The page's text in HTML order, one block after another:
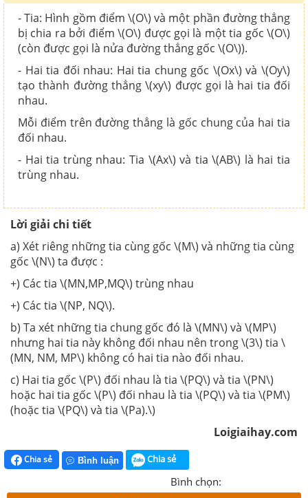
- Tia: Hình gồm điểm \(O\) và một phần đường thẳng
bị chia ra bởi điểm \(O\) được gọi là một tia gốc \(O\)
(còn được gọi là nửa đường thẳng gốc \(O\)).
- Hai tia đối nhau: Hai tia chung gốc \(Ox\) và \(Oy\)
tạo thành đường thẳng \(xy\) được gọi là hai tia đối
nhau.
Mỗi điểm trên đường thẳng là gốc chung của hai tia
đối nhau.
- Hai tia trùng nhau: Tia \(Ax\) và tia \(AB\) là hai tia
trùng nhau.
Lời giải chi tiết
a) Xét riêng những tia cùng gốc \(M\) và những tia cùng
gốc \(N\) ta được :
+) Các tia \(MN,MP,MQ\) trùng nhau
+) Các tia \(NP, NQ\).
b) Ta xét những tia chung gốc đó là \(MN\) và \(MP\)
nhưng hai tia này không đối nhau nên trong \(3\) tia \
(MN, NM, MP\) không có hai tia nào đối nhau.
c) Hai tia gốc \(P\) đối nhau là tia \(PQ\) và tia \(PN\)
hoặc hai tia gốc \(P\) đối nhau là tia \(PQ\) và tia \(PM\)
(hoặc tia \(PQ\) và tia \(Pa).\)
Loigiaihay.com
Chia sẻ Bình luận Chia sẻ
Bình chọn: